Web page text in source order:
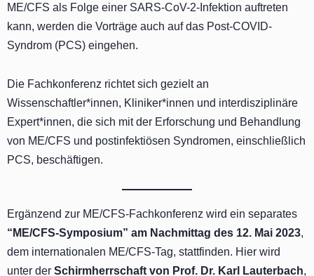
ME/CFS als Folge einer SARS-CoV-2-Infektion auftreten
kann, werden die Vorträge auch auf das Post-COVID-
Syndrom (PCS) eingehen.
Die Fachkonferenz richtet sich gezielt an
Wissenschaftler*innen, Kliniker*innen und interdisziplinäre
Expert*innen, die sich mit der Erforschung und Behandlung
von ME/CFS und postinfektiösen Syndromen, einschließlich
PCS, beschäftigen.
Ergänzend zur ME/CFS-Fachkonferenz wird ein separates
“ME/CFS-Symposium” am Nachmittag des 12. Mai 2023,
dem internationalen ME/CFS-Tag, stattfinden. Hier wird
unter der Schirmherrschaft von Prof. Dr. Karl Lauterbach,